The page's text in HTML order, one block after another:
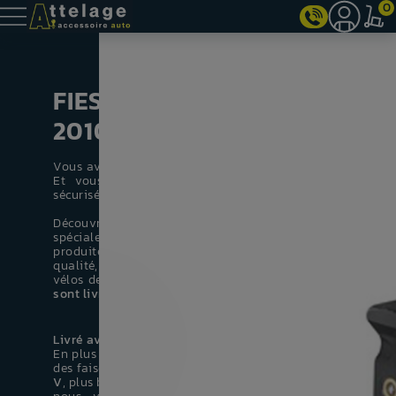
0
FIESTA V DE 2001 À
2010
Vous avez besoin d'un
Et vous voulez un attelage de qualité,
sécurisé et à petit prix . Ne cherchez plus!
Découvrez notre
spécialement fabriqué pour votre
produite de 2001 à 2010. Avec nos attaches remorques
qualité, tracter une remorque, une caravane ou un
vélos devient un jeu d'enfant! Tous nos
sont livrés complet et prêt à poser.
Livré avec un faisceau
En plus de l'attelage, nous avons pré- sélectionné pour
des faisceaux 100% compatible avec votre
V, plus besoin de rechercher partout un faisceau